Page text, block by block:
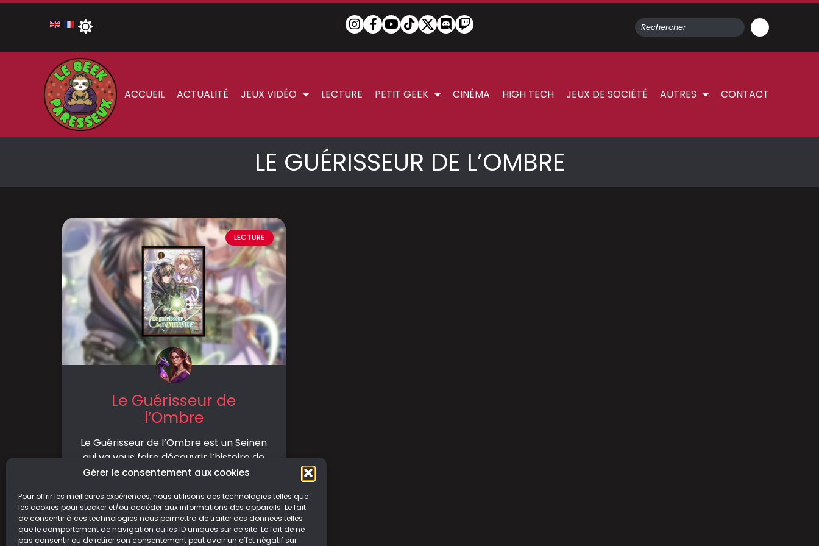
Gérer le consentement aux cookies
Pour offrir les meilleures expériences, nous utilisons des technologies telles que
les cookies pour stocker et/ou accéder aux informations des appareils. Le fait
de consentir à ces technologies nous permettra de traiter des données telles
que le comportement de navigation ou les ID uniques sur ce site. Le fait de ne
pas consentir ou de retirer son consentement peut avoir un effet négatif sur
ACCUEIL ACTUALITÉ JEUX VIDÉO LECTURE PETIT GEEK CINÉMA HIGH TECH JEUX DE SOCIÉTÉ AUTRES CONTACT
LE GUÉRISSEUR DE L’OMBRE
LECTURE
Le Guérisseur de
l’Ombre
Le Guérisseur de l’Ombre est un Seinen
qui va vous faire découvrir l’histoire de
Zenos, un jeune magicien, guérisseur,
LIRE LA SUITE
17/05/2024